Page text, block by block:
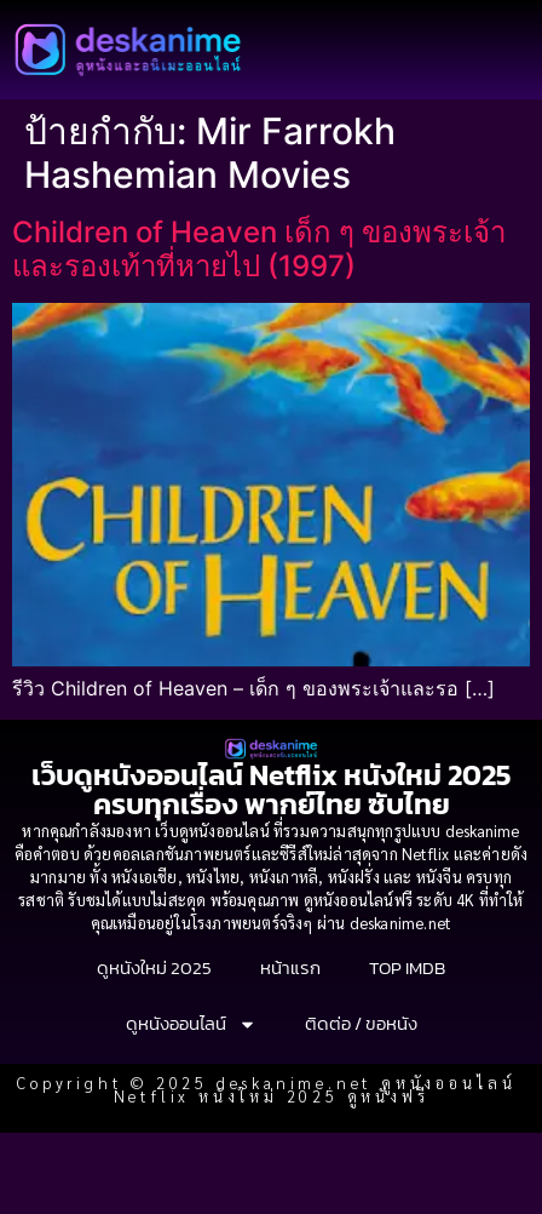
ป้ายกำกับ: Mir Farrokh
Hashemian Movies
Children of Heaven เด็ก ๆ ของพระเจ้า
และรองเท้าที่หายไป (1997)
รีวิว Children of Heaven – เด็ก ๆ ของพระเจ้าและรอ […]
เว็บดูหนังออนไลน์ Netflix หนังใหม่ 2025
ครบทุกเรื่อง พากย์ไทย ซับไทย
หากคุณกำลังมองหา เว็บดูหนังออนไลน์ ที่รวมความสนุกทุกรูปแบบ deskanime
คือคำตอบ ด้วยคอลเลกชันภาพยนตร์และซีรีส์ใหม่ล่าสุดจาก Netflix และค่ายดัง
มากมาย ทั้ง หนังเอเชีย, หนังไทย, หนังเกาหลี, หนังฝรั่ง และ หนังจีน ครบทุก
รสชาติ รับชมได้แบบไม่สะดุด พร้อมคุณภาพ ดูหนังออนไลน์ฟรี ระดับ 4K ที่ทำให้
คุณเหมือนอยู่ในโรงภาพยนตร์จริงๆ ผ่าน deskanime.net
ดูหนังใหม่ 2025 หน้าแรก
TOP IMDB
ดูหนังออนไลน์
ติดต่อ / ขอหนัง
Copyright © 2025 deskanime.net ดูหนังออนไลน์
Netflix หนังใหม่ 2025 ดูหนังฟรี